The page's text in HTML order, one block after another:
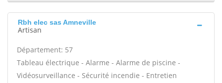
Rbh elec sas Amneville
Artisan
Département: 57
Tableau électrique - Alarme - Alarme de piscine -
Vidéosurveillance - Sécurité incendie - Entretien